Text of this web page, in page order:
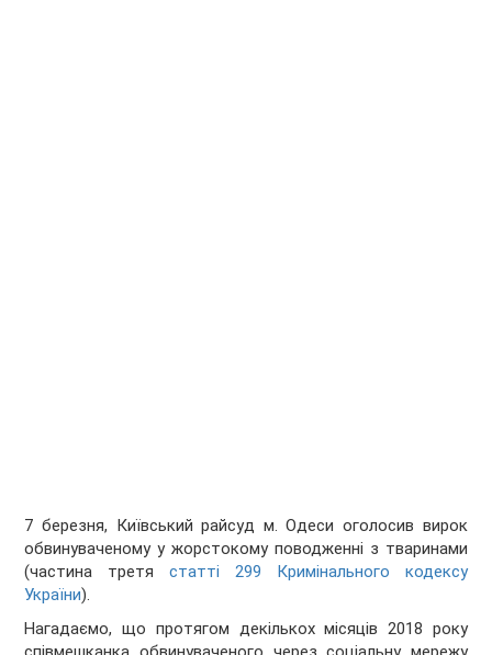
7 березня, Київський райсуд м. Одеси оголосив вирок
обвинуваченому у жорстокому поводженні з тваринами
(частина третястатті 299 Кримінального кодексу
України).
Нагадаємо, що протягом декількох місяців 2018 року